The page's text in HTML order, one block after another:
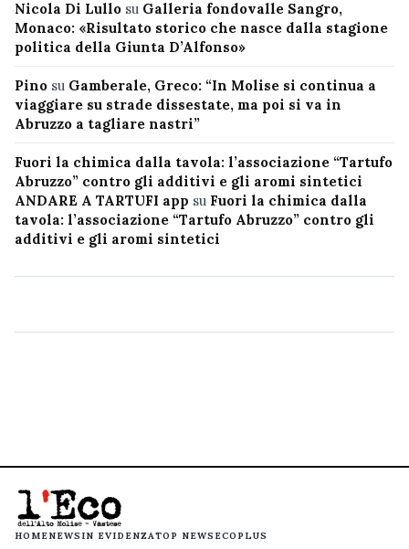
Nicola Di Lullo su Galleria fondovalle Sangro,
Monaco: «Risultato storico che nasce dalla stagione
politica della Giunta D’Alfonso»
Pino su Gamberale, Greco: “In Molise si continua a
viaggiare su strade dissestate, ma poi si va in
Abruzzo a tagliare nastri”
Fuori la chimica dalla tavola: l’associazione “Tartufo
Abruzzo” contro gli additivi e gli aromi sintetici
ANDARE A TARTUFI app su Fuori la chimica dalla
tavola: l’associazione “Tartufo Abruzzo” contro gli
additivi e gli aromi sintetici
HOMENEWS IN EVIDENZATOP NEWS ECOPLUS